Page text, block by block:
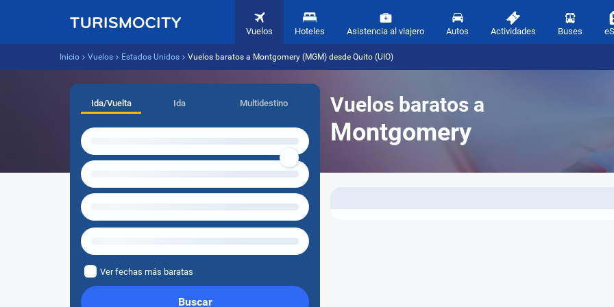
Vuelos Hoteles Asistencia al viajero Autos Actividades Buses
Inicio Vuelos Estados Unidos Vuelos baratos a Montgomery (MGM) desde Quito (UIO)
Vuelos baratos a
Montgomery
Ida/Vuelta Ida Multidestino
Ver fechas más baratas
Buscar